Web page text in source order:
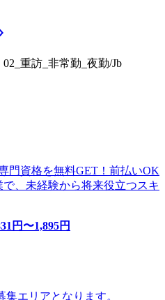
重訪_非常勤_夜勤/Jb
門資格を無料GET！前払いOK
、未経験から将来役立つスキ
円〜1,895円
エリアとなります。